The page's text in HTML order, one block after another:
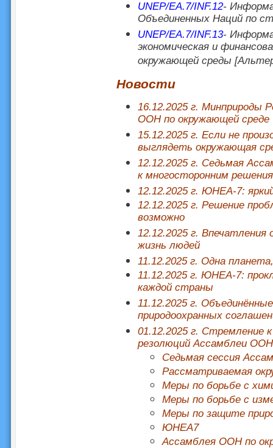
UNEP/EA.7/INF.12-
Объединенных Наций по
UNEP/EA.7/INF.13-
экономическая и
окружающей среды
Новости
16.12.2025 г. Минприроды
ООН по окружающей среде
15.12.2025 г. Если не
выглядеть окружающая
12.12.2025 г. Седьмая
к многосторонним
12.12.2025 г. ЮНЕА-7:
12.12.2025 г. Решение
возможно
12.12.2025 г.
жизнь людей
11.12.2025 г. Одна
11.12.2025 г. ЮНЕА-7:
каждой страны
11.12.2025 г.
природоохранных
01.12.2025 г. Стремление
резолюций Ассамблеи
Седьмая сессия
Рассматриваемая
Меры по борьбе с
Меры по борьбе с
Меры по защите
ЮНЕА7
Ассамблея ООН по